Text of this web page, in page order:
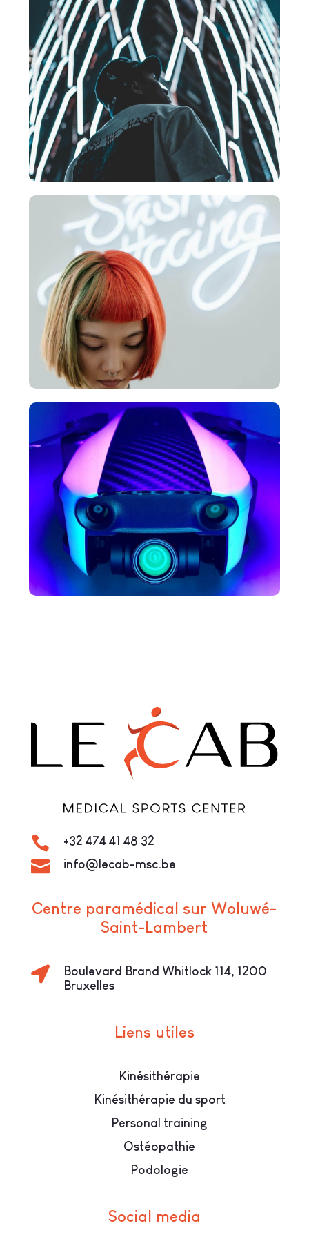
 +32 474 41 48 32
 info@lecab-msc.be
Centre paramédical sur Woluwé-
Saint-Lambert

Boulevard Brand Whitlock 114, 1200
Bruxelles
Liens utiles
Kinésithérapie
Kinésithérapie du sport
Personal training
Ostéopathie
Podologie
Social media